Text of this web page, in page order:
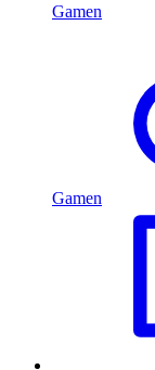
Gamen
Gamen